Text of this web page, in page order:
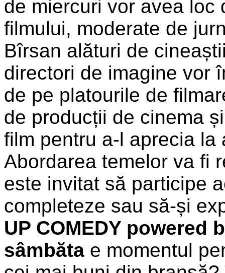
de miercuri vor avea loc
filmului, moderate de
Bîrsan alături de
directori de imagine vor
de pe platourile de
de producții de cinema
film pentru a-l aprecia la
Abordarea temelor va fi
este invitat să participe
completeze sau să-și
UP COMEDY powered
sâmbăta e momentul